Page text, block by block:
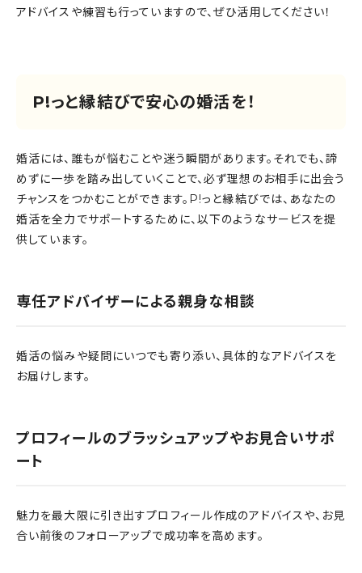
アドバイスや練習も行っていますので、ぜひ活用してください！
P!っと縁結びで安心の婚活を！
婚活には、誰もが悩むことや迷う瞬間があります。それでも、諦
めずに一歩を踏み出していくことで、必ず理想のお相手に出会う
チャンスをつかむことができます。P!っと縁結びでは、あなたの
婚活を全力でサポートするために、以下のようなサービスを提
供しています。
専任アドバイザーによる親身な相談
婚活の悩みや疑問にいつでも寄り添い、具体的なアドバイスを
お届けします。
プロフィールのブラッシュアップやお見合いサポ
ート
魅力を最大限に引き出すプロフィール作成のアドバイスや、お見
合い前後のフォローアップで成功率を高めます。